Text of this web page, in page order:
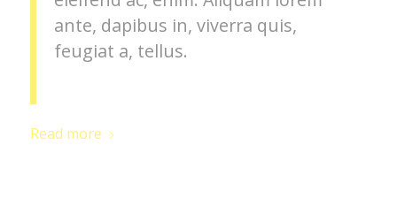
ante, dapibus in, viverra quis,
feugiat a, tellus.
Read more